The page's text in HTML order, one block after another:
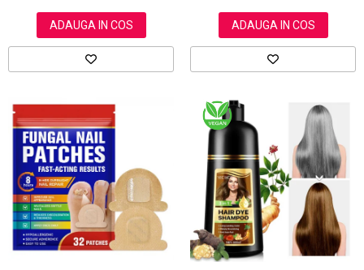
ADAUGA IN COS ADAUGA IN COS